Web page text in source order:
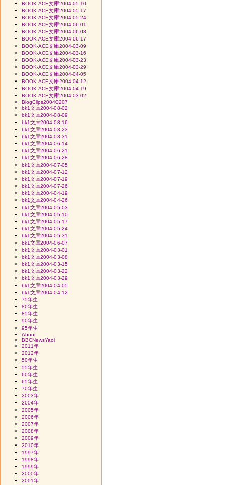
BOOK-ACE文庫2004-05-10
BOOK-ACE文庫2004-05-17
BOOK-ACE文庫2004-05-24
BOOK-ACE文庫2004-06-01
BOOK-ACE文庫2004-06-08
BOOK-ACE文庫2004-06-17
BOOK-ACE文庫2004-03-09
BOOK-ACE文庫2004-03-16
BOOK-ACE文庫2004-03-23
BOOK-ACE文庫2004-03-29
BOOK-ACE文庫2004-04-05
BOOK-ACE文庫2004-04-12
BOOK-ACE文庫2004-04-19
BOOK-ACE文庫2004-03-02
BlogClips20040207
bk1文庫2004-08-02
bk1文庫2004-08-09
bk1文庫2004-08-16
bk1文庫2004-08-23
bk1文庫2004-08-31
bk1文庫2004-06-14
bk1文庫2004-06-21
bk1文庫2004-06-28
bk1文庫2004-07-05
bk1文庫2004-07-12
bk1文庫2004-07-19
bk1文庫2004-07-26
bk1文庫2004-04-19
bk1文庫2004-04-26
bk1文庫2004-05-03
bk1文庫2004-05-10
bk1文庫2004-05-17
bk1文庫2004-05-24
bk1文庫2004-05-31
bk1文庫2004-06-07
bk1文庫2004-03-01
bk1文庫2004-03-08
bk1文庫2004-03-15
bk1文庫2004-03-22
bk1文庫2004-03-29
bk1文庫2004-04-05
bk1文庫2004-04-12
75年生
80年生
85年生
90年生
95年生
About
BBCNewsYaoi
2011年
2012年
50年生
55年生
60年生
65年生
70年生
2003年
2004年
2005年
2006年
2007年
2008年
2009年
2010年
1997年
1998年
1999年
2000年
2001年